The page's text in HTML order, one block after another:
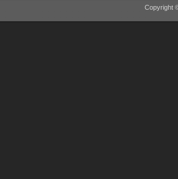
Copyright